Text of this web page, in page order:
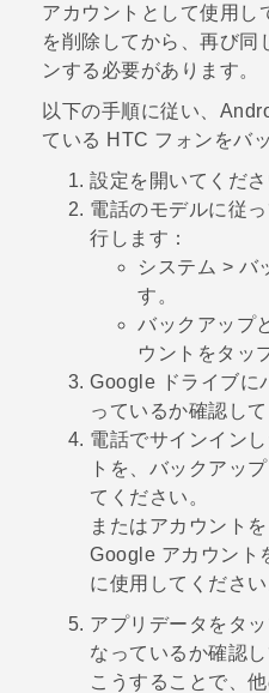
アカウントとして使用し
を削除してから、再び同
ンする必要があります。
以下の手順に従い、
ている HTC フォンをバ
設定を開いてくださ
電話のモデルに従
行します：
システム > バ
す。
バックアップ
ウント をタッ
Google ドライブに
っているか確認して
電話でサインイン
トを、バックアッ
てください。
またはアカウント
Google アカウント
に使用してください
アプリデータ をタッ
なっているか確認し
こうすることで、